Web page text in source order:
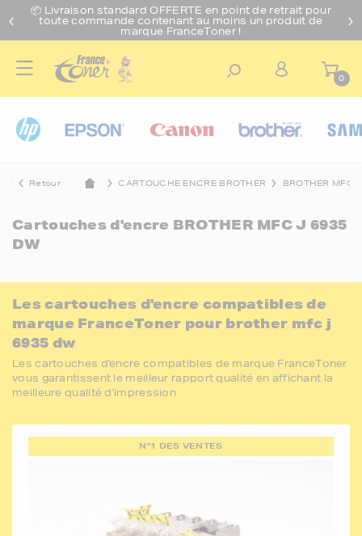
📦 Livraison standard OFFERTE en point de retrait pour
toute commande contenant au moins un produit de
marque FranceToner !
0
Retour CARTOUCHE ENCRE BROTHER BROTHER MFC
Cartouches d'encre BROTHER MFC J 6935
DW
Les cartouches d'encre compatibles de
marque FranceToner pour brother mfc j
6935 dw
Les cartouches d'encre compatibles de marque FranceToner
vous garantissent le meilleur rapport qualité en affichant la
meilleure qualité d'impression
N°1 DES VENTES